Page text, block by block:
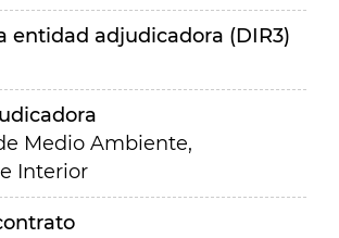
entidad adjudicadora (DIR3)
Medio Ambiente,
Interior